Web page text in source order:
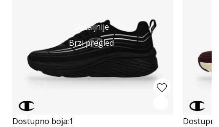
Detaljnije
Brzi pregled
Dostupno boja:1